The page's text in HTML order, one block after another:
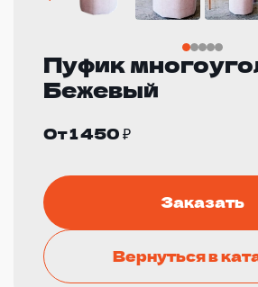
Пуфик
Бежевый
От 1 450 ₽
Заказать
Вернуться в